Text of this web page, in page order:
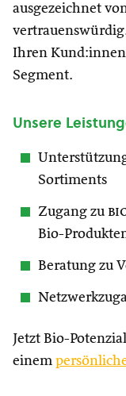
ausgezeichnet
Ihren
Segment.
Unsere
Sortiments
Zugang zu
Bio-
Beratung zu
Jetzt Bio-
einem